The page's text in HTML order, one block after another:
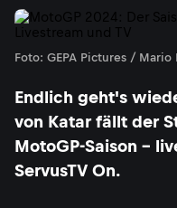
Foto: GEPA Pictures / Mario
Endlich geht's
von Katar fällt der
MotoGP-Saison -
ServusTV On.